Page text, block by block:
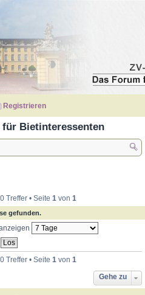
Registrieren
für Bietinteressenten
Treffer • Seite 1von 1
gefunden.
Treffer • Seite 1von 1
Gehe zu